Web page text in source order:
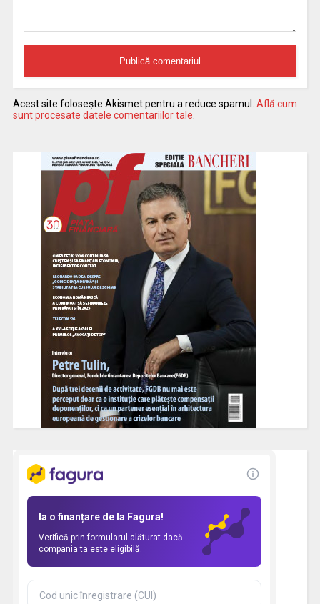
Acest site folosește Akismet pentru a reduce spamul. Află cum
sunt procesate datele comentariilor tale